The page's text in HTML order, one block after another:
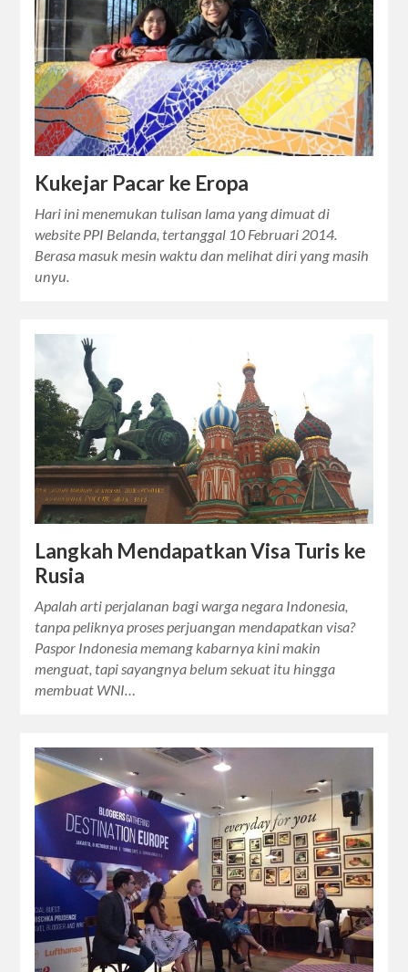
Kukejar Pacar ke Eropa
Hari ini menemukan tulisan lama yang dimuat di
website PPI Belanda, tertanggal 10 Februari 2014.
Berasa masuk mesin waktu dan melihat diri yang masih
unyu.
Langkah Mendapatkan Visa Turis ke
Rusia
Apalah arti perjalanan bagi warga negara Indonesia,
tanpa peliknya proses perjuangan mendapatkan visa?
Paspor Indonesia memang kabarnya kini makin
menguat, tapi sayangnya belum sekuat itu hingga
membuat WNI…